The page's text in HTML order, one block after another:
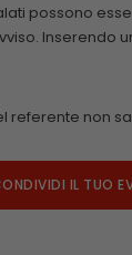
possono
Inserendo
referente non
IL TUO